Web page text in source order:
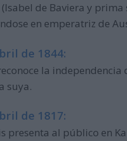
(Isabel de Baviera y prima
en emperatriz de
de 1844:
la independencia
suya.
de 1817:
presenta al público en